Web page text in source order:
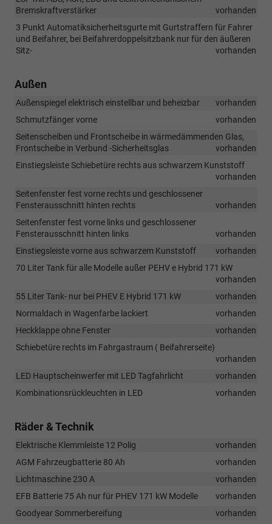
Bremskraftverstärker
vorhanden
3 Punkt Automatiksicherheitsgurte mit Gurtstraffern für Fahrer
und Beifahrer, bei Beifahrerdoppelsitzbank nur für den äußeren
Sitz-
vorhanden
Außen
Außenspiegel elektrisch einstellbar und beheizbar
vorhanden
Schmutzfänger vorne
vorhanden
Seitenscheiben und Frontscheibe in wärmedämmenden Glas,
Frontscheibe in Verbund -Sicherheitsglas
vorhanden
Einstiegsleiste Schiebetüre rechts aus schwarzem Kunststoff
vorhanden
Seitenfenster fest vorne rechts und geschlossener
Fensterausschnitt hinten rechts
vorhanden
Seitenfenster fest vorne links und geschlossener
Fensterausschnitt hinten links
vorhanden
Einstiegsleiste vorne aus schwarzem Kunststoff
vorhanden
70 Liter Tank für alle Modelle außer PEHV e Hybrid 171 kW
vorhanden
55 Liter Tank- nur bei PHEV E Hybrid 171 kW
vorhanden
Normaldach in Wagenfarbe lackiert
vorhanden
Heckklappe ohne Fenster
vorhanden
Schiebetüre rechts im Fahrgastraum ( Beifahrerseite)
vorhanden
LED Hauptscheinwerfer mit LED Tagfahrlicht
vorhanden
Kombinationsrückleuchten in LED
vorhanden
Räder & Technik
Elektrische Klemmleiste 12 Polig
vorhanden
AGM Fahrzeugbatterie 80 Ah
vorhanden
Lichtmaschine 230 A
vorhanden
EFB Batterie 75 Ah nur für PHEV 171 kW Modelle
vorhanden
Goodyear Sommerbereifung
vorhanden